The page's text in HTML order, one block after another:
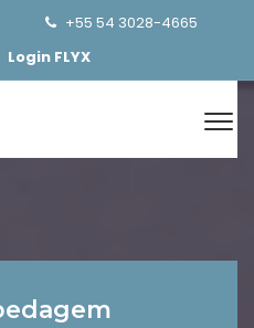
+55 54 3028-4665
Login FLYX